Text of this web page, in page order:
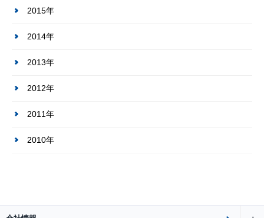
2015年
2014年
2013年
2012年
2011年
2010年